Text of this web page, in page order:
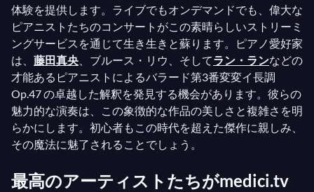
体験を提供します。ライブでもオンデマンドでも、偉大な
ピアニストたちのコンサートがこの素晴らしいストリーミ
ングサービスを通じて生き生きと蘇ります。ピアノ愛好家
は、 藤田真央 、ブルース・リウ、そしてラン・ランなどの
才能あるピアニストによるバラード第3番変変イ長調
Op.47 の卓越した解釈を発見する機会があります。彼らの
魅力的な演奏は、この象徴的な作品の美しさと複雑さを明
らかにします。初心者もこの時代を超えた傑作に親しみ、
その魔法に魅了されることでしょう。
最高のアーティストたちがmedici.tv